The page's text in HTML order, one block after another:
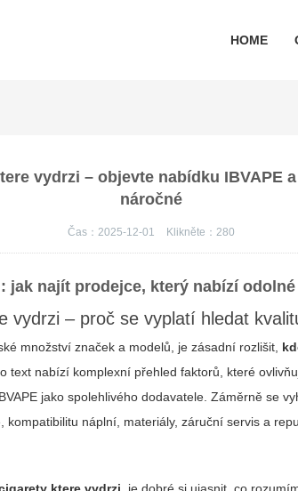
HOME
vydrzi – objevte nabídku IBVAPE
náročné
Čas：2025-12-01 Klikněte： 280
jak najít prodejce, který nabízí
vydrzi – proč se vyplatí hledat
množství značek a modelů, je zásadní rozlišit,
text nabízí komplexní přehled faktorů, které
jako spolehlivého dodavatele. Záměrně se
náplní, materiály, záruční servis a